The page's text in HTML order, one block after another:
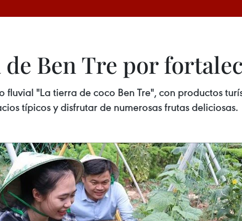
Ben Tre por
fluvial "La tierra de coco Ben Tre", con productos
típicos y disfrutar de numerosas frutas deliciosas.